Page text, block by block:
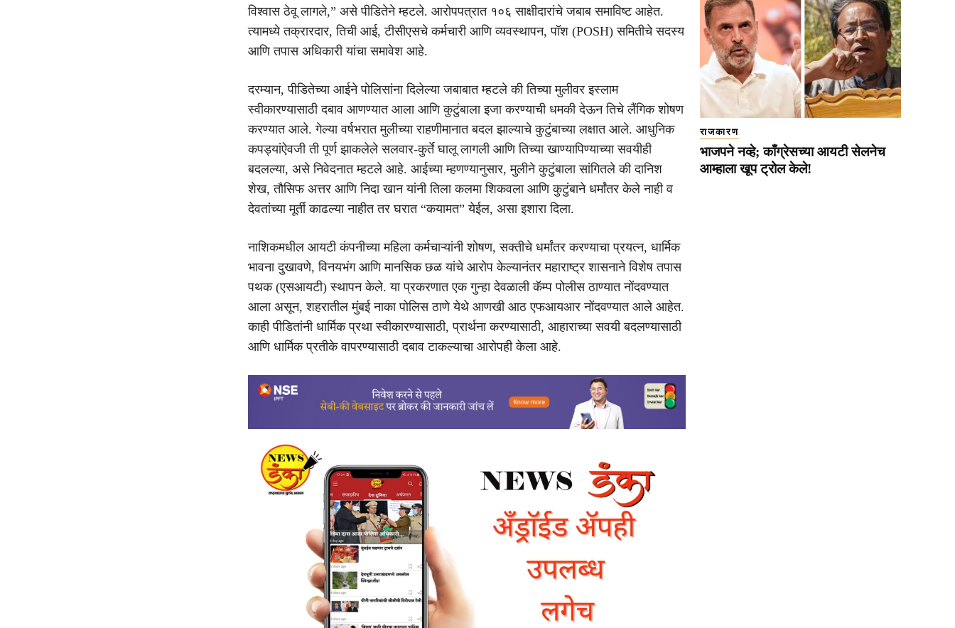
विश्वास ठेवू लागले,” असे पीडितेने म्हटले. आरोपपत्रात १०६ साक्षीदारांचे जबाब समाविष्ट आहेत.
त्यामध्ये तक्रारदार, तिची आई, टीसीएसचे कर्मचारी आणि व्यवस्थापन, पॉश (POSH) समितीचे सदस्य
आणि तपास अधिकारी यांचा समावेश आहे.
दरम्यान, पीडितेच्या आईने पोलिसांना दिलेल्या जबाबात म्हटले की तिच्या मुलीवर इस्लाम
स्वीकारण्यासाठी दबाव आणण्यात आला आणि कुटुंबाला इजा करण्याची धमकी देऊन तिचे लैंगिक शोषण
करण्यात आले. गेल्या वर्षभरात मुलीच्या राहणीमानात बदल झाल्याचे कुटुंबाच्या लक्षात आले. आधुनिक
कपड्यांऐवजी ती पूर्ण झाकलेले सलवार-कुर्ते घालू लागली आणि तिच्या खाण्यापिण्याच्या सवयीही
बदलल्या, असे निवेदनात म्हटले आहे. आईच्या म्हणण्यानुसार, मुलीने कुटुंबाला सांगितले की दानिश
शेख, तौसिफ अत्तर आणि निदा खान यांनी तिला कलमा शिकवला आणि कुटुंबाने धर्मांतर केले नाही व
देवतांच्या मूर्ती काढल्या नाहीत तर घरात “कयामत” येईल, असा इशारा दिला.
नाशिकमधील आयटी कंपनीच्या महिला कर्मचाऱ्यांनी शोषण, सक्तीचे धर्मांतर करण्याचा प्रयत्न, धार्मिक
भावना दुखावणे, विनयभंग आणि मानसिक छळ यांचे आरोप केल्यानंतर महाराष्ट्र शासनाने विशेष तपास
पथक (एसआयटी) स्थापन केले. या प्रकरणात एक गुन्हा देवळाली कॅम्प पोलीस ठाण्यात नोंदवण्यात
आला असून, शहरातील मुंबई नाका पोलिस ठाणे येथे आणखी आठ एफआयआर नोंदवण्यात आले आहेत.
काही पीडितांनी धार्मिक प्रथा स्वीकारण्यासाठी, प्रार्थना करण्यासाठी, आहाराच्या सवयी बदलण्यासाठी
आणि धार्मिक प्रतीके वापरण्यासाठी दबाव टाकल्याचा आरोपही केला आहे.
राजकारण
भाजपने नव्हे; काँग्रेसच्या आयटी सेलनेच
आम्हाला खूप ट्रोल केले!